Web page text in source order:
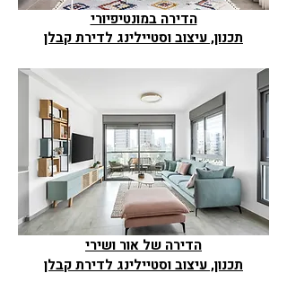
הדירה במונטיפיורי
תכנון, עיצוב וסטיילינג לדירת קבלן
הדירה של אור ושירי
תכנון, עיצוב וסטיילינג לדירת קבלן